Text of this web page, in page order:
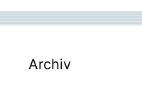
Archiv